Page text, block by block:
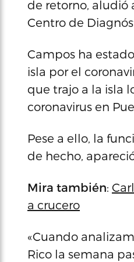
de retorno, aludió
Centro de
Campos ha
isla por el
que trajo a la isla
coronavirus en
Pese a ello, la
de hecho,
Mira también:
a crucero
«Cuando
Rico la semana